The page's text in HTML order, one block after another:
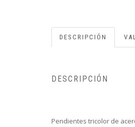
DESCRIPCIÓN
DESCRIPCIÓN
Pendientes tricolor de